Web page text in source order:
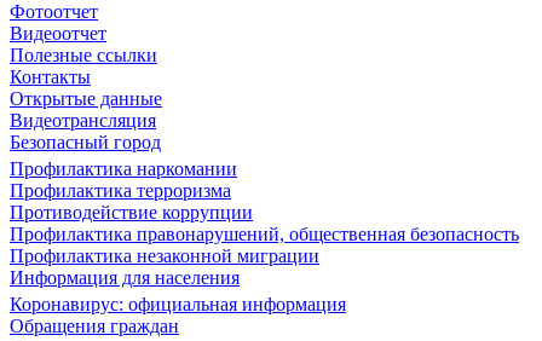
Фотоотчет
Видеоотчет
Полезные ссылки
Контакты
Открытые данные
Видеотрансляция
Безопасный город
Профилактика наркомании
Профилактика терроризма
Противодействие коррупции
Профилактика правонарушений, общественная безопасность
Профилактика незаконной миграции
Информация для населения
Коронавирус: официальная информация
Обращения граждан